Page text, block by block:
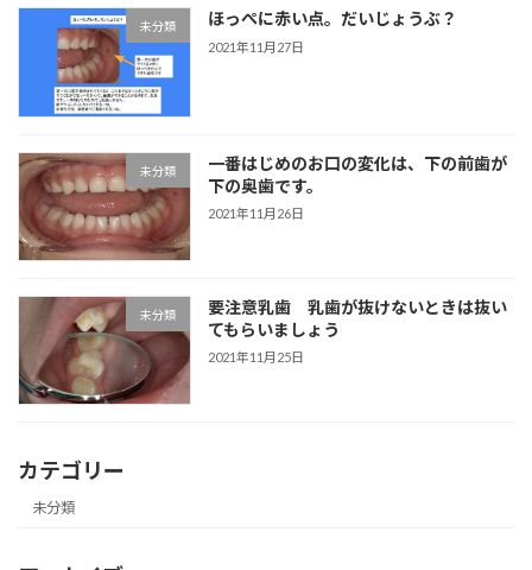
未分類 ほっぺに赤い点。だいじょうぶ？
2021年11月27日
未分類
一番はじめのお口の変化は、下の前歯が
下の奥歯です。
2021年11月26日
未分類
要注意乳歯 乳歯が抜けないときは抜い
てもらいましょう
2021年11月25日
カテゴリー
未分類